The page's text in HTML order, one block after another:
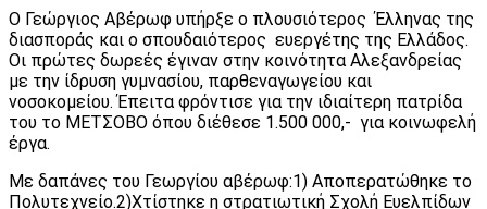
Ο Γεώργιος Αβέρωφ υπήρξε ο πλουσιότερος Έλληνας της
διασποράς και ο σπουδαιότερος ευεργέτης της Ελλάδος.
Οι πρώτες δωρεές έγιναν στην κοινότητα Αλεξανδρείας
με την ίδρυση γυμνασίου, παρθεναγωγείου και
νοσοκομείου. Έπειτα φρόντισε για την ιδιαίτερη πατρίδα
του το ΜΕΤΣΟΒΟ όπου διέθεσε 1.500 000,- για κοινωφελή
έργα.
Με δαπάνες του Γεωργίου αβέρωφ:1) Αποπερατώθηκε το
Πολυτεχνείο.2)Χτίστηκε η στρατιωτική Σχολή Ευελπίδων